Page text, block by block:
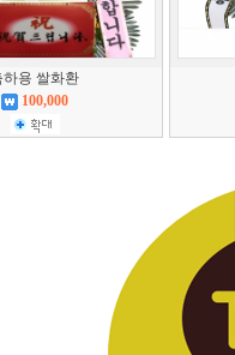
하용 쌀화환
100,000